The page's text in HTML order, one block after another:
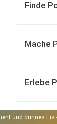
Finde
Mache
Erlebe
und dünnes